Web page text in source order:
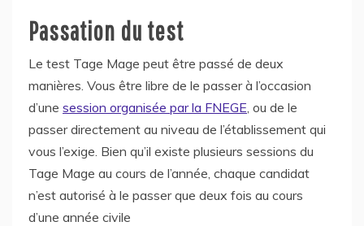
Passation du test
Le test Tage Mage peut être passé de deux
manières. Vous être libre de le passer à l’occasion
d’une session organisée par la FNEGE , ou de le
passer directement au niveau de l’établissement qui
vous l’exige. Bien qu’il existe plusieurs sessions du
Tage Mage au cours de l’année, chaque candidat
n’est autorisé à le passer que deux fois au cours
d’une année civile